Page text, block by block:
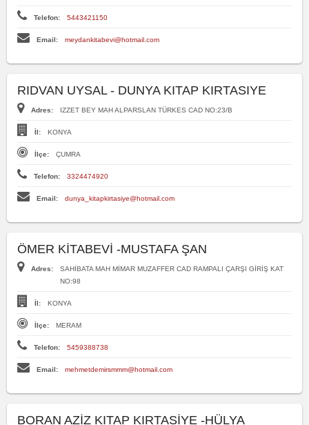
Telefon: 5443421150
Email: meydankitabevi@hotmail.com
RIDVAN UYSAL - DUNYA KITAP KIRTASIYE
Adres: IZZET BEY MAH ALPARSLAN TÜRKES CAD NO:23/B
İl: KONYA
İlçe: ÇUMRA
Telefon: 3324474920
Email: dunya_kitapkirtasiye@hotmail.com
ÖMER KİTABEVİ -MUSTAFA ŞAN
Adres:
SAHİBATA MAH MİMAR MUZAFFER CAD RAMPALI ÇARŞI GİRİŞ KAT
NO:98
İl: KONYA
İlçe: MERAM
Telefon: 5459388738
Email: mehmetdemirsmmm@hotmail.com
BORAN AZİZ KITAP KIRTASİYE -HÜLYA